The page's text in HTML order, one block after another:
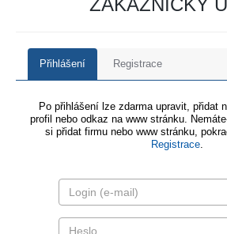
ZÁKAZNICKÝ
Přihlášení Registrace
Po přihlášení lze zdarma upravit, přidat
profil nebo odkaz na www stránku.
si přidat firmu nebo www stránku,
Registrace.